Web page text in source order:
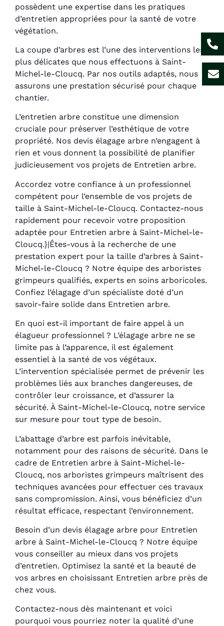
possèdent une expertise dans les pratiques
d’entretien appropriées pour la santé de votre
végétation.
La coupe d’arbres est l’une des interventions les
plus délicates que nous effectuons à Saint-
Michel-le-Cloucq. Par nos outils adaptés, nous
assurons une prestation sécurisé pour chaque
chantier.
L’entretien arbre constitue une dimension
cruciale pour préserver l’esthétique de votre
propriété. Nos devis élagage arbre n’engagent à
rien et vous donnent la possibilité de planifier
judicieusement vos projets de Entretien arbre.
Accordez votre confiance à un professionnel
compétent pour l’ensemble de vos projets de
taille à Saint-Michel-le-Cloucq. Contactez-nous
rapidement pour recevoir votre proposition
adaptée pour Entretien arbre à Saint-Michel-le-
Cloucq.}|Êtes-vous à la recherche de une
prestation expert pour la taille d’arbres à Saint-
Michel-le-Cloucq ? Notre équipe des arboristes
grimpeurs qualifiés, experts en soins arboricoles.
Confiez l’élagage d’un spécialiste doté d’un
savoir-faire solide dans Entretien arbre.
En quoi est-il important de faire appel à un
élagueur professionnel ? L’élagage arbre ne se
limite pas à l’apparence, il est également
essentiel à la santé de vos végétaux.
L’intervention spécialisée permet de prévenir les
problèmes liés aux branches dangereuses, de
contrôler leur croissance, et d’assurer la
sécurité. À Saint-Michel-le-Cloucq, notre service
sur mesure pour tout type de besoin.
L’abattage d’arbre est parfois inévitable,
notamment pour des raisons de sécurité. Dans le
cadre de Entretien arbre à Saint-Michel-le-
Cloucq, nos arboristes grimpeurs maîtrisent des
techniques avancées pour effectuer ces travaux
sans compromission. Ainsi, vous bénéficiez d’un
résultat efficace, respectant l’environnement.
Besoin d’un devis élagage arbre pour Entretien
arbre à Saint-Michel-le-Cloucq ? Notre équipe
vous conseiller au mieux dans vos projets
d’entretien. Optimisez la santé et la beauté de
vos arbres en choisissant Entretien arbre près de
chez vous.
Contactez-nous dès maintenant et voici
pourquoi vous pourriez noter la qualité d’une